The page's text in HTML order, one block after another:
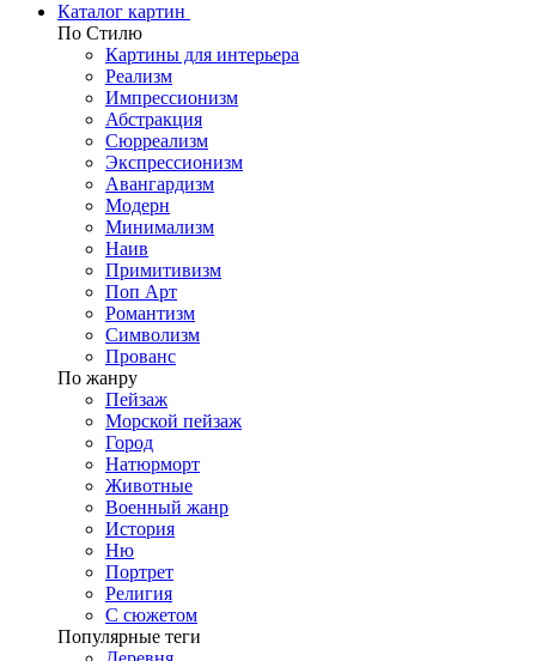
Каталог картин
По Стилю
Картины для интерьера
Реализм
Импрессионизм
Абстракция
Сюрреализм
Экспрессионизм
Авангардизм
Модерн
Минимализм
Наив
Примитивизм
Поп Арт
Романтизм
Символизм
Прованс
По жанру
Пейзаж
Морской пейзаж
Город
Натюрморт
Животные
Военный жанр
История
Ню
Портрет
Религия
С сюжетом
Популярные теги